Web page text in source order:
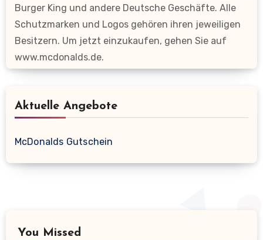
Burger King und andere Deutsche Geschäfte. Alle
Schutzmarken und Logos gehören ihren jeweiligen
Besitzern. Um jetzt einzukaufen, gehen Sie auf
www.mcdonalds.de.
Aktuelle Angebote
McDonalds Gutschein
You Missed